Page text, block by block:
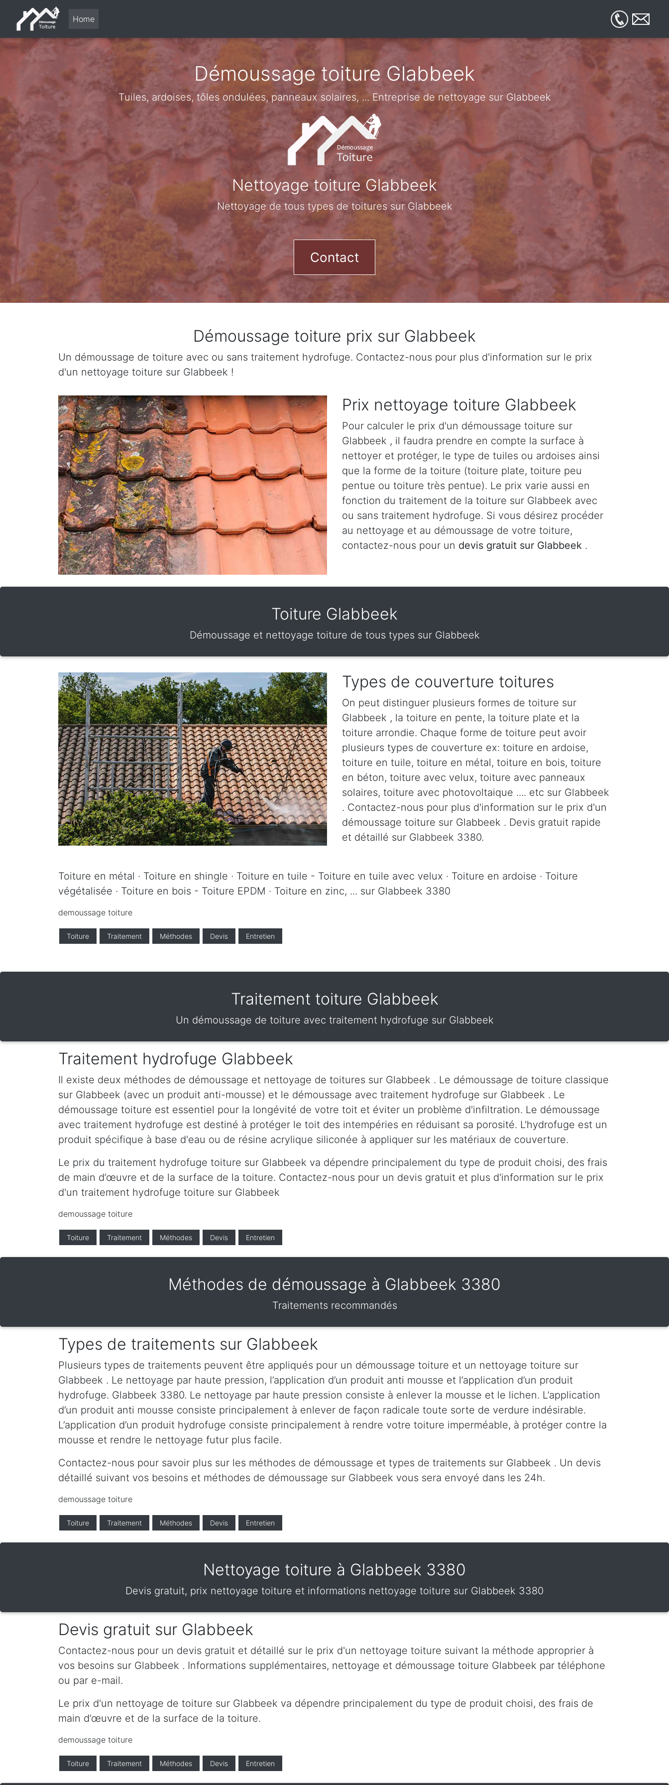
Home
Démoussage toiture Glabbeek
Tuiles, ardoises, tôles ondulées, panneaux solaires, ... Entreprise de nettoyage sur Glabbeek
Nettoyage toiture Glabbeek
Nettoyage de tous types de toitures sur Glabbeek
Contact
Démoussage toiture prix sur Glabbeek
Un démoussage de toiture avec ou sans traitement hydrofuge. Contactez-nous pour plus d'information sur le prix
d'un nettoyage toiture sur Glabbeek !
Prix nettoyage toiture Glabbeek
Pour calculer le prix d'un démoussage toiture sur
Glabbeek , il faudra prendre en compte la surface à
nettoyer et protéger, le type de tuiles ou ardoises ainsi
que la forme de la toiture (toiture plate, toiture peu
pentue ou toiture très pentue). Le prix varie aussi en
fonction du traitement de la toiture sur Glabbeek avec
ou sans traitement hydrofuge. Si vous désirez procéder
au nettoyage et au démoussage de votre toiture,
contactez-nous pour un devis gratuit sur Glabbeek .
Toiture Glabbeek
Démoussage et nettoyage toiture de tous types sur Glabbeek
Types de couverture toitures
On peut distinguer plusieurs formes de toiture sur
Glabbeek , la toiture en pente, la toiture plate et la
toiture arrondie. Chaque forme de toiture peut avoir
plusieurs types de couverture ex: toiture en ardoise,
toiture en tuile, toiture en métal, toiture en bois, toiture
en béton, toiture avec velux, toiture avec panneaux
solaires, toiture avec photovoltaique .... etc sur Glabbeek
. Contactez-nous pour plus d'information sur le prix d'un
démoussage toiture sur Glabbeek . Devis gratuit rapide
et détaillé sur Glabbeek 3380.
Toiture en métal · Toiture en shingle · Toiture en tuile - Toiture en tuile avec velux · Toiture en ardoise · Toiture
végétalisée · Toiture en bois - Toiture EPDM · Toiture en zinc, ... sur Glabbeek 3380
demoussage toiture
Toiture Traitement Méthodes Devis Entretien
Traitement toiture Glabbeek
Un démoussage de toiture avec traitement hydrofuge sur Glabbeek
Traitement hydrofuge Glabbeek
Il existe deux méthodes de démoussage et nettoyage de toitures sur Glabbeek . Le démoussage de toiture classique
sur Glabbeek (avec un produit anti-mousse) et le démoussage avec traitement hydrofuge sur Glabbeek . Le
démoussage toiture est essentiel pour la longévité de votre toit et éviter un problème d'infiltration. Le démoussage
avec traitement hydrofuge est destiné à protéger le toit des intempéries en réduisant sa porosité. L'hydrofuge est un
produit spécifique à base d'eau ou de résine acrylique siliconée à appliquer sur les matériaux de couverture.
Le prix du traitement hydrofuge toiture sur Glabbeek va dépendre principalement du type de produit choisi, des frais
de main d’œuvre et de la surface de la toiture. Contactez-nous pour un devis gratuit et plus d'information sur le prix
d'un traitement hydrofuge toiture sur Glabbeek
demoussage toiture
Toiture Traitement Méthodes Devis Entretien
Méthodes de démoussage à Glabbeek 3380
Traitements recommandés
Types de traitements sur Glabbeek
Plusieurs types de traitements peuvent être appliqués pour un démoussage toiture et un nettoyage toiture sur
Glabbeek . Le nettoyage par haute pression, l’application d’un produit anti mousse et l’application d’un produit
hydrofuge. Glabbeek 3380. Le nettoyage par haute pression consiste à enlever la mousse et le lichen. L’application
d’un produit anti mousse consiste principalement à enlever de façon radicale toute sorte de verdure indésirable.
L’application d’un produit hydrofuge consiste principalement à rendre votre toiture imperméable, à protéger contre la
mousse et rendre le nettoyage futur plus facile.
Contactez-nous pour savoir plus sur les méthodes de démoussage et types de traitements sur Glabbeek . Un devis
détaillé suivant vos besoins et méthodes de démoussage sur Glabbeek vous sera envoyé dans les 24h.
demoussage toiture
Toiture Traitement Méthodes Devis Entretien
Nettoyage toiture à Glabbeek 3380
Devis gratuit, prix nettoyage toiture et informations nettoyage toiture sur Glabbeek 3380
Devis gratuit sur Glabbeek
Contactez-nous pour un devis gratuit et détaillé sur le prix d'un nettoyage toiture suivant la méthode approprier à
vos besoins sur Glabbeek . Informations supplémentaires, nettoyage et démoussage toiture Glabbeek par téléphone
ou par e-mail.
Le prix d'un nettoyage de toiture sur Glabbeek va dépendre principalement du type de produit choisi, des frais de
main d’œuvre et de la surface de la toiture.
demoussage toiture
Toiture Traitement Méthodes Devis Entretien